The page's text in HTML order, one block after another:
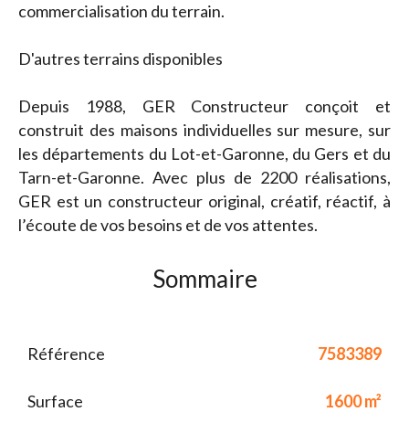
commercialisation du terrain.
D'autres terrains disponibles
Depuis 1988, GER Constructeur conçoit et
construit des maisons individuelles sur mesure, sur
les départements du Lot-et-Garonne, du Gers et du
Tarn-et-Garonne. Avec plus de 2200 réalisations,
GER est un constructeur original, créatif, réactif, à
l’écoute de vos besoins et de vos attentes.
Sommaire
Référence 7583389
Surface 1600 m²